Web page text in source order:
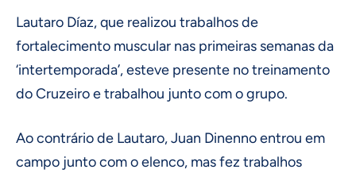
Lautaro Díaz, que realizou trabalhos de
fortalecimento muscular nas primeiras semanas da
‘intertemporada’, esteve presente no treinamento
do Cruzeiro e trabalhou junto com o grupo.
Ao contrário de Lautaro, Juan Dinenno entrou em
campo junto com o elenco, mas fez trabalhos